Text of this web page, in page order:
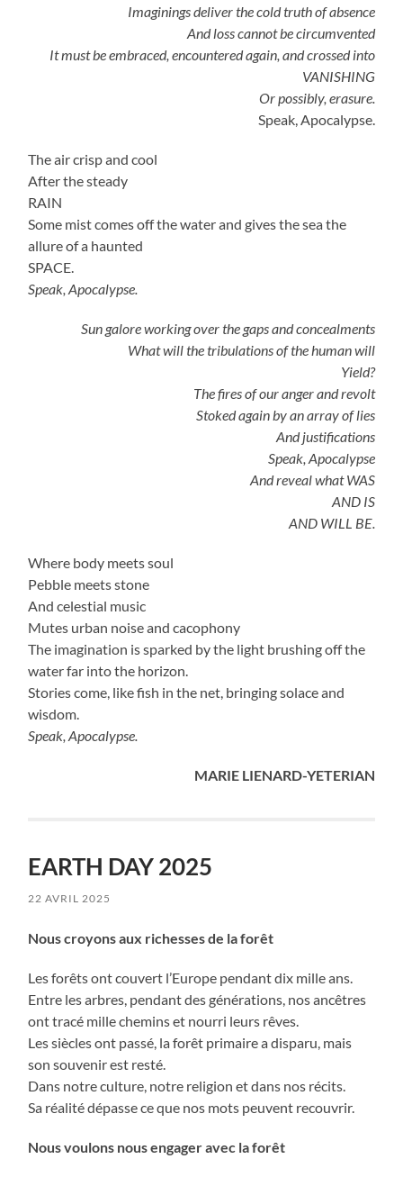
Imaginings deliver the cold truth of absence
And loss cannot be circumvented
It must be embraced, encountered again, and crossed into
VANISHING
Or possibly, erasure.
Speak, Apocalypse.
The air crisp and cool
After the steady
RAIN
Some mist comes off the water and gives the sea the
allure of a haunted
SPACE.
Speak, Apocalypse.
Sun galore working over the gaps and concealments
What will the tribulations of the human will
Yield?
The fires of our anger and revolt
Stoked again by an array of lies
And justifications
Speak, Apocalypse
And reveal what WAS
AND IS
AND WILL BE.
Where body meets soul
Pebble meets stone
And celestial music
Mutes urban noise and cacophony
The imagination is sparked by the light brushing off the
water far into the horizon.
Stories come, like fish in the net, bringing solace and
wisdom.
Speak, Apocalypse.
MARIE LIENARD-YETERIAN
EARTH DAY 2025
22 AVRIL 2025
Nous croyons aux richesses de la forêt
Les forêts ont couvert l’Europe pendant dix mille ans.
Entre les arbres, pendant des générations, nos ancêtres
ont tracé mille chemins et nourri leurs rêves.
Les siècles ont passé, la forêt primaire a disparu, mais
son souvenir est resté.
Dans notre culture, notre religion et dans nos récits.
Sa réalité dépasse ce que nos mots peuvent recouvrir.
Nous voulons nous engager avec la forêt